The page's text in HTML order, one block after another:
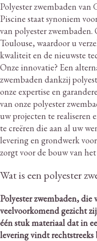
Polyester zwembaden van
Piscine staat synoniem
van polyester zwembaden.
Toulouse, waardoor u
kwaliteit en de nieuwste
Onze innovatie? Een
zwembaden dankzij
onze expertise en
van onze polyester
uw projecten te realiseren
te creëren die aan al uw
levering en grondwerk
zorgt voor de bouw van
Wat is een polyester
Polyester zwembaden, die
veelvoorkomend gezicht
één stuk materiaal dat in
levering vindt